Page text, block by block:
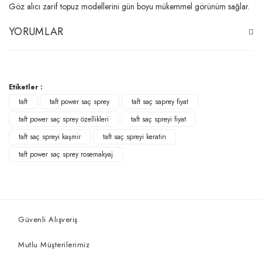
Göz alıcı zarif topuz modellerini gün boyu mükemmel görünüm sağlar.
YORUMLAR
Etiketler :
taft
taft power saç sprey
taft saç saprey fiyat
taft power saç sprey özellikleri
taft saç spreyi fiyat
taft saç spreyi kaşmir
taft saç spreyi keratin
taft power saç sprey rosemakyaj
Güvenli Alışveriş
Mutlu Müşterilerimiz